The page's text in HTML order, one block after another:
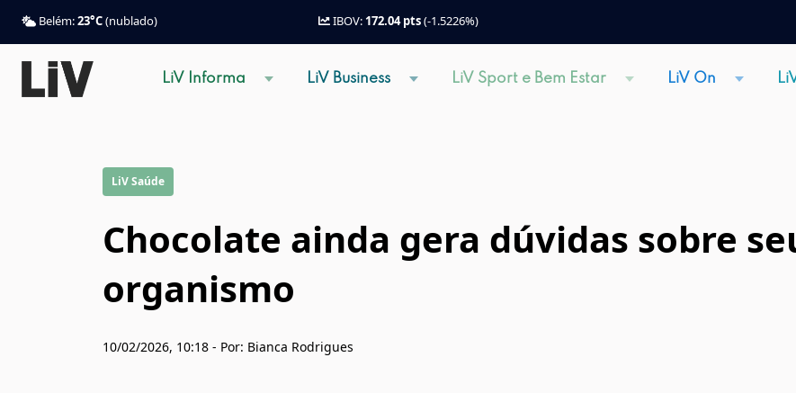
Belém:23°C(nublado) IBOV: 172.04 pts(-1.5226%)
LiV Informa LiV Business LiV Sport e Bem Estar LiV On
LiV Saúde
Chocolate ainda gera dúvidas sobre
organismo
10/02/2026, 10:18 - Por: Bianca Rodrigues